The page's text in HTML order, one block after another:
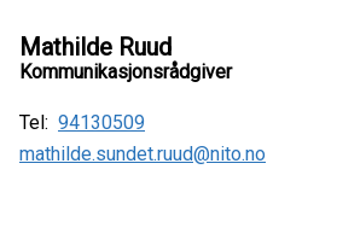
Mathilde Ruud
Kommunikasjonsrådgiver
Tel: 94130509
mathilde.sundet.ruud@nito.no